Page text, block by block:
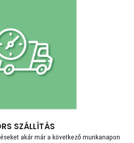
SZÁLLÍTÁS
akár már a következő munkanapon